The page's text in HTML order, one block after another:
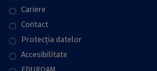
Cariere
Contact
Protecţia datelor
Accesibilitate